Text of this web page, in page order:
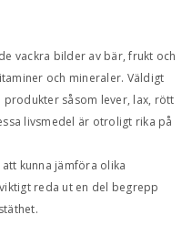
vackra bilder av bär, frukt och
och mineraler. Väldigt
produkter såsom lever, lax, rött
livsmedel är otroligt rika på
kunna jämföra olika
reda ut en del begrepp